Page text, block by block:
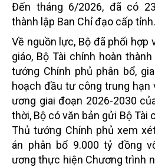
Đến tháng 6/2026, đã có
thành lập Ban Chỉ đạo cấp tỉnh.
Về nguồn lực, Bộ đã phối hợp
giáo, Bộ Tài chính hoàn
tướng Chính phủ phân bổ,
hoạch đầu tư công trung hạn
ương giai đoạn 2026-2030
thời, Bộ có văn bản gửi Bộ Tài
Thủ tướng Chính phủ xem
án phân bổ 9.000 tỷ đồng
ương thực hiện Chương trình